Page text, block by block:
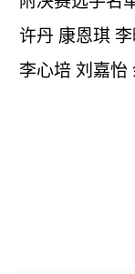
许丹 康恩琪
李心培 刘嘉怡